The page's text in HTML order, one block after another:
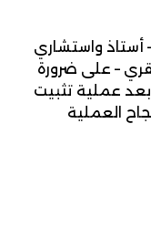
أستاذ واستشاري
– على ضرورة
بعد عملية تثبيت
العملية